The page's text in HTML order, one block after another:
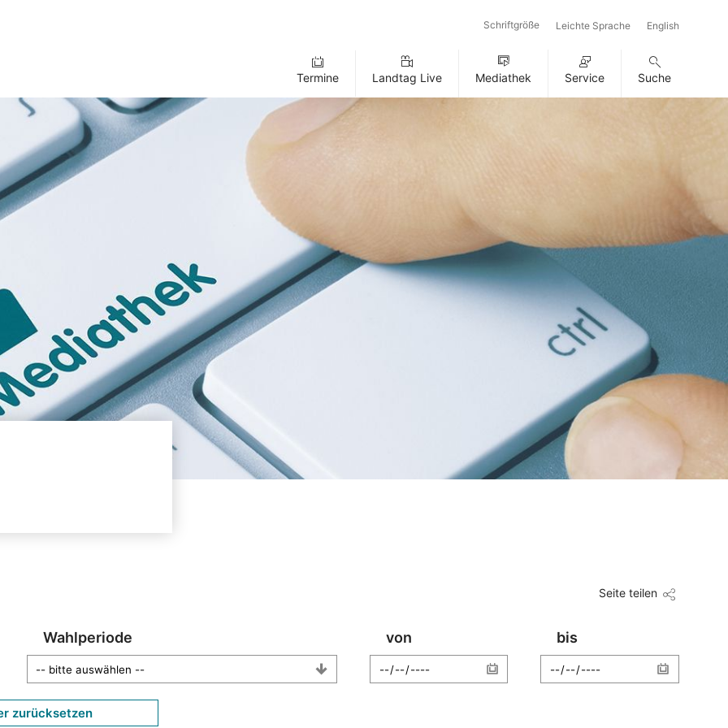
Schriftgröße Leichte Sprache English
Termine Landtag Live Mediathek Service Suche
Seite teilen
Wahlperiode von bis
zurücksetzen